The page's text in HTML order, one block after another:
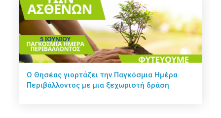
Ο Θησέας γιορτάζει την Παγκόσμια Ημέρα
Περιβάλλοντος με μια ξεχωριστή δράση